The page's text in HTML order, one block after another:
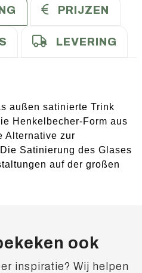
PRIJZEN
LEVERING
außen satinierte Trink
Henkelbecher-Form aus
Alternative zur
Satinierung des Glases
auf der großen
ook
inspiratie? Wij helpen